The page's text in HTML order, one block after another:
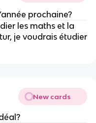
prochaine?
les maths et la
je voudrais étudier
New cards